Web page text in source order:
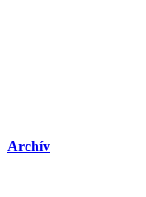
Archív